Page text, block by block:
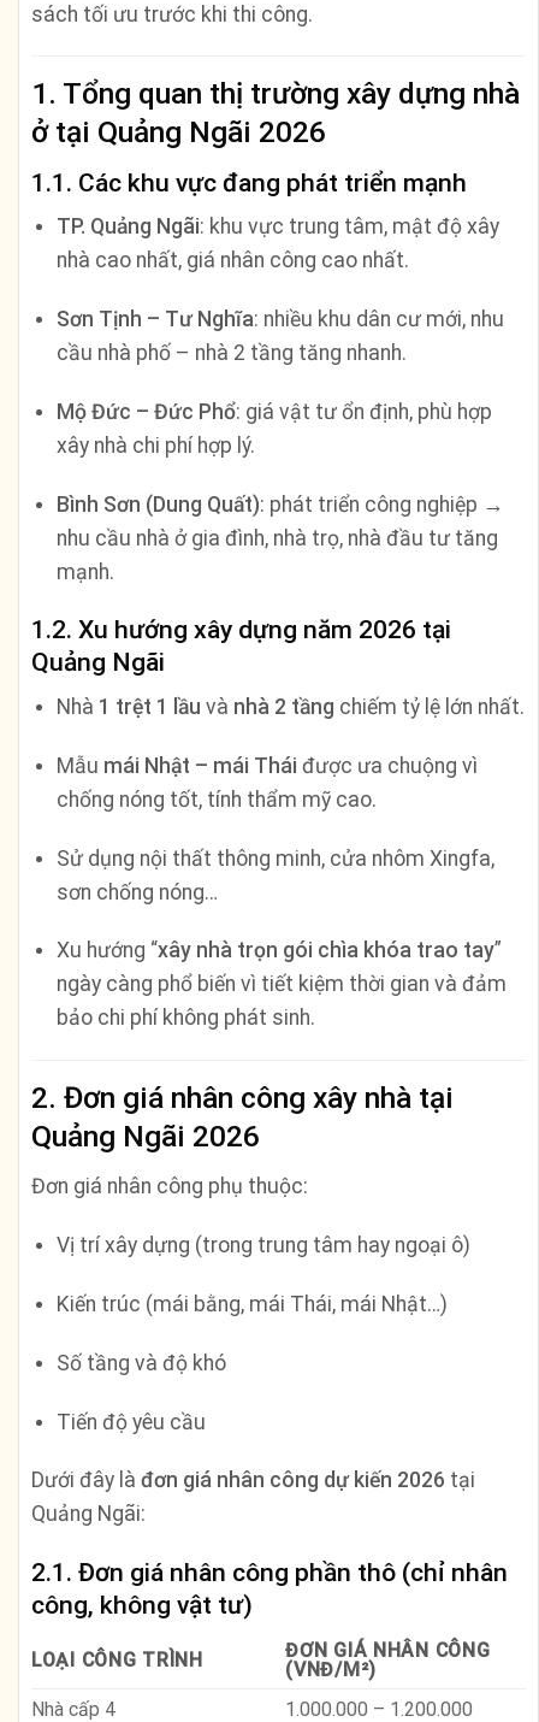
sách tối ưu trước khi thi công.
1. Tổng quan thị trường xây dựng nhà
ở tại Quảng Ngãi 2026
1.1. Các khu vực đang phát triển mạnh
TP. Quảng Ngãi: khu vực trung tâm, mật độ xây
nhà cao nhất, giá nhân công cao nhất.
Sơn Tịnh – Tư Nghĩa: nhiều khu dân cư mới, nhu
cầu nhà phố – nhà 2 tầng tăng nhanh.
Mộ Đức – Đức Phổ: giá vật tư ổn định, phù hợp
xây nhà chi phí hợp lý.
Bình Sơn (Dung Quất): phát triển công nghiệp →
nhu cầu nhà ở gia đình, nhà trọ, nhà đầu tư tăng
mạnh.
1.2. Xu hướng xây dựng năm 2026 tại
Quảng Ngãi
Nhà 1 trệt 1 lầu và nhà 2 tầng chiếm tỷ lệ lớn nhất.
Mẫu mái Nhật – mái Thái được ưa chuộng vì
chống nóng tốt, tính thẩm mỹ cao.
Sử dụng nội thất thông minh, cửa nhôm Xingfa,
sơn chống nóng…
Xu hướng “xây nhà trọn gói chìa khóa trao tay”
ngày càng phổ biến vì tiết kiệm thời gian và đảm
bảo chi phí không phát sinh.
2. Đơn giá nhân công xây nhà tại
Quảng Ngãi 2026
Đơn giá nhân công phụ thuộc:
Vị trí xây dựng (trong trung tâm hay ngoại ô)
Kiến trúc (mái bằng, mái Thái, mái Nhật…)
Số tầng và độ khó
Tiến độ yêu cầu
Dưới đây là đơn giá nhân công dự kiến 2026 tại
Quảng Ngãi:
2.1. Đơn giá nhân công phần thô (chỉ nhân
công, không vật tư)
LOẠI CÔNG TRÌNH
ĐƠN GIÁ NHÂN CÔNG
(VNĐ/M²)
Nhà cấp 4
1.000.000 – 1.200.000